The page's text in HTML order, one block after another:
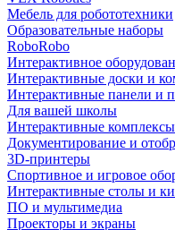
Мебель для робототехники
Образовательные наборы
RoboRobo
Интерактивное
Интерактивные доски и
Интерактивные панели и
Для вашей школы
Интерактивные комплексы
Документирование и
3D-принтеры
Спортивное и игровое
Интерактивные столы и
ПО и мультимедиа
Проекторы и экраны